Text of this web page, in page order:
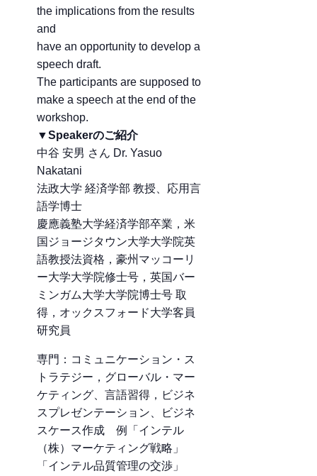
the implications from the results
and
have an opportunity to develop a
speech draft.
The participants are supposed to
make a speech at the end of the
workshop.
▼Speakerのご紹介
中谷 安男 さん Dr. Yasuo
Nakatani
法政大学 経済学部 教授、応用言
語学博士
慶應義塾大学経済学部卒業，米
国ジョージタウン大学大学院英
語教授法資格，豪州マッコーリ
ー大学大学院修士号，英国バー
ミンガム大学大学院博士号 取
得，オックスフォード大学客員
研究員
専門：コミュニケーション・ス
トラテジー，グローバル・マー
ケティング、言語習得，ビジネ
スプレゼンテーション、ビジネ
スケース作成 例「インテル
（株）マーケティング戦略」
「インテル品質管理の交渉」